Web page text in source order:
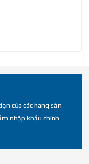
của các hãng sản
nhập khẩu chính